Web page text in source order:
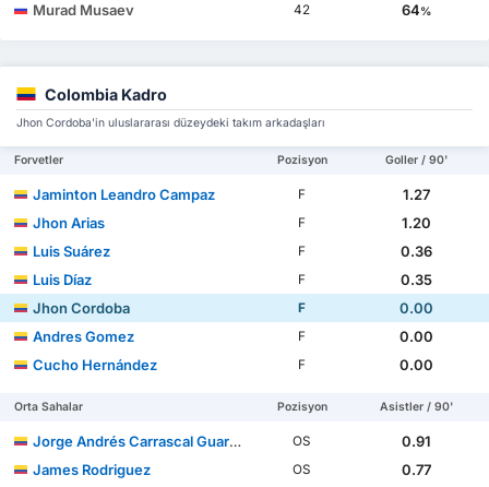
Murad Musaev 42 64%
Colombia Kadro
Jhon Cordoba'in uluslararası düzeydeki takım arkadaşları
Forvetler Pozisyon Goller / 90'
Jaminton Leandro Campaz F
1.27
Jhon Arias
F
1.20
Luis Suárez
F
0.36
Luis Díaz
F
0.35
Jhon Cordoba
F
0.00
Andres Gomez
F
0.00
Cucho Hernández
F 0.00
Orta Sahalar Pozisyon Asistler / 90'
Jorge Andrés Carrascal Guardo OS
0.91
James Rodriguez
OS
0.77